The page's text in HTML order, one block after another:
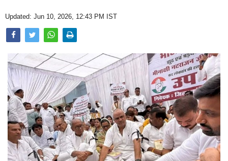
Photo Gallery
Home
Updated: Jun 10, 2026, 12:43 PM IST